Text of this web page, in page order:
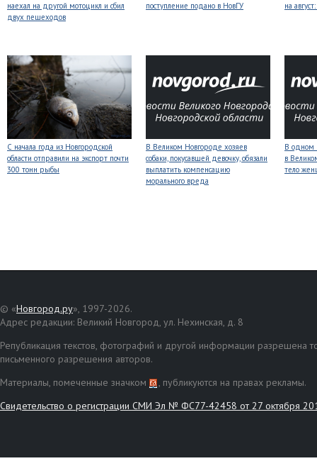
наехал на другой мотоцикл и сбил
двух пешеходов
поступление подано в НовГУ
на
С начала года из Новгородской
области отправили на экспорт почти
300 тонн рыбы
В Великом Новгороде хозяев
собаки, покусавшей девочку, обязали
выплатить компенсацию
морального вреда
В одном
в
тело
© «Новгород.ру», 1997-2026.
Адрес редакции: Великий Новгород, ул. Нехинская, д. 8
Републикация текстов, фотографий и другой информации разрешена
письменного разрешения авторов.
Материалы, помеченные значком
, публикуются на правах рекламы.
Свидетельство о регистрации СМИ Эл № ФС77-42458 от 27 октября